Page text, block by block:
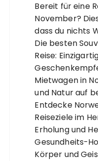
Bereit für eine
November?
dass du nichts
Die besten
Reise:
Mietwagen in
und Natur auf
Entdecke
Reiseziele im
Erholung und
Gesundheits-
Körper und